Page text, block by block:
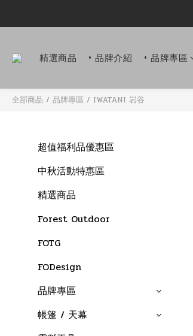
精選商品 • 品牌介紹 • 品牌專區
全部商品 / 品牌專區 / IWATANI 岩谷
超值福利品優惠區
中秋活動特惠區
精選商品
Forest Outdoor
FOTG
FODesign
品牌專區
帳篷 / 天幕